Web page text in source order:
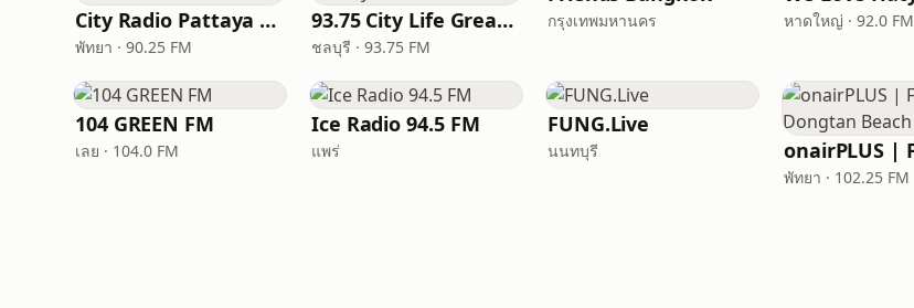
City Radio Pattaya 90.25FM
พัทยา · 90.25 FM
93.75 City Life Great Society
ชลบุรี · 93.75 FM
กรุงเทพมหานคร หาดใหญ่ · 92.0 FM
104 GREEN FM
เลย · 104.0 FM
Ice Radio 94.5 FM
แพร่
FUNG.Live
นนทบุรี
พัทยา · 102.25 FM